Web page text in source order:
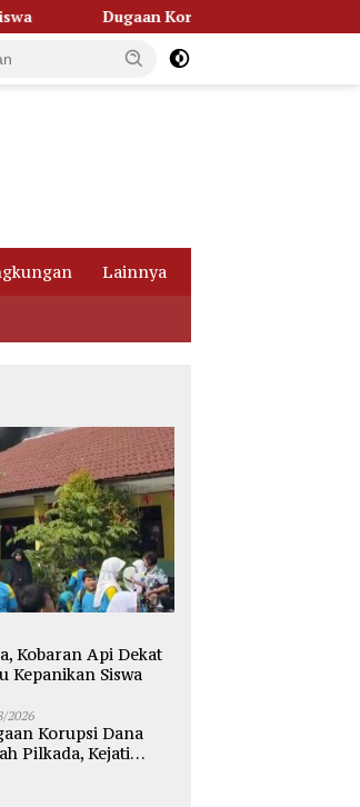
Dana Hibah Pilkada, Kejati Kalteng Seret
Lainnya
Kobaran Api Dekat
Kepanikan Siswa
2026
Korupsi Dana
Pilkada, Kejati